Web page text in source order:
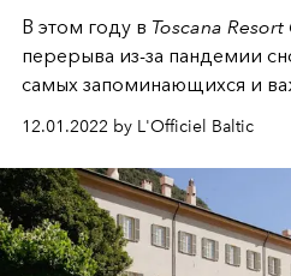
В этом году в Toscana
перерыва из-за пандемии
самых запоминающихся и
Тосканы мероприятий –
Christmas Edition
12.01.2022 by L'Officiel Baltic